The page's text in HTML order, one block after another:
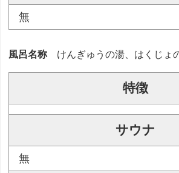
無
風呂名称 けんぎゅうの湯、はくじょ
特徴
サウナ
無